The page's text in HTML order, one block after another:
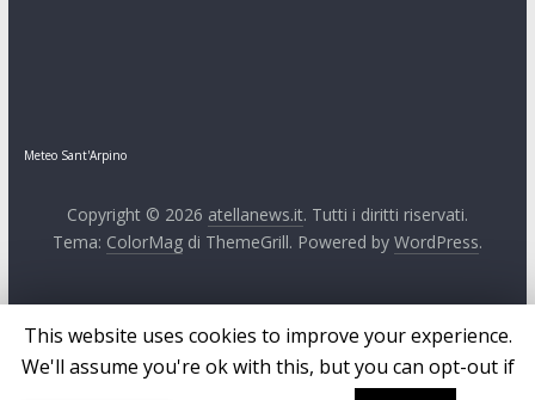
Meteo Sant'Arpino
Copyright © 2026 atellanews.it. Tutti i diritti riservati.
Tema: ColorMagdi ThemeGrill. Powered by WordPress.
This website uses cookies to improve your experience.
We'll assume you're ok with this, but you can opt-out if